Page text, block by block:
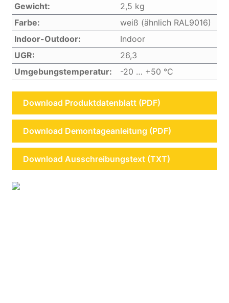
Gewicht:
2,5 kg
Farbe:
weiß (ähnlich RAL9016)
Indoor-Outdoor:
Indoor
UGR:
26,3
Umgebungstemperatur:
-20 … +50 °C
Download Produktdatenblatt (PDF)
Download Demontageanleitung (PDF)
Download Ausschreibungstext (TXT)